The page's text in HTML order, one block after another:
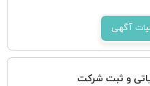
آگهی
و ثبت شرکت